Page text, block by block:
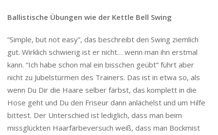
Ballistische Übungen wie der Kettle Bell Swing
“Simple, but not easy”, das beschreibt den Swing ziemlich
gut. Wirklich schwierig ist er nicht… wenn man ihn erstmal
kann. “Ich habe schon mal ein bisschen geübt” führt aber
nicht zu Jubelstürmen des Trainers. Das ist in etwa so, als
wenn Du Dir die Haare selber färbst, das komplett in die
Hose geht und Du den Friseur dann anlächelst und um Hilfe
bittest. Der Unterschied ist lediglich, dass man beim
missglückten Haarfärbeversuch weiß, dass man Bockmist